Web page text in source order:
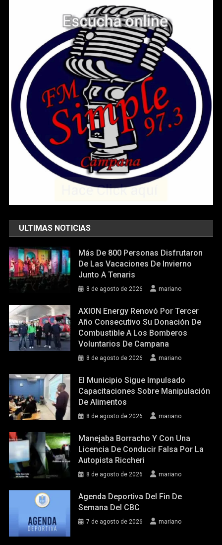
ULTIMAS NOTICIAS
Más De 800 Personas Disfrutaron
De Las Vacaciones De Invierno
Junto A Tenaris
8 de agosto de 2026 mariano
AXION Energy Renovó Por Tercer
Año Consecutivo Su Donación De
Combustible A Los Bomberos
Voluntarios De Campana
8 de agosto de 2026 mariano
El Municipio Sigue Impulsado
Capacitaciones Sobre Manipulación
De Alimentos
8 de agosto de 2026 mariano
Manejaba Borracho Y Con Una
Licencia De Conducir Falsa Por La
Autopista Riccheri
8 de agosto de 2026 mariano
Agenda Deportiva Del Fin De
Semana Del CBC
7 de agosto de 2026 mariano